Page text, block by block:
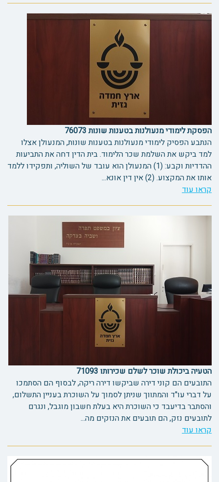
הפסקת לימודי מנעולנות בטענות שונות 76073
הנתבע הפסיק לימודי מנעולנות בטענות שונות, המנעולן אצלו
למד ביקש את השלמת שכר הלימוד. בית הדין דחה את התביעות
ההדדיות וקבע: (1) המנעולן הוא עובד של השוליה, ותפקידו ללמד
אותו את המקצוע. (2) אין דין אונא...
קראו עוד
הטעיה ביכולת שוכר לשלם שכירותו 71093
התובעים הם קוני דירה שביקשו דירה ריקה, לבסוף הם הסתמכו
על דברי עו"ד והמתווך שניתן לסמוך על השוכרת בעניין התשלום,
והסתבר בדיעבד כי השוכרת היא בעלת חשבון מוגבל, ונגרם
לתובעים נזק, הם תובעים את הנזקים מה...
קראו עוד